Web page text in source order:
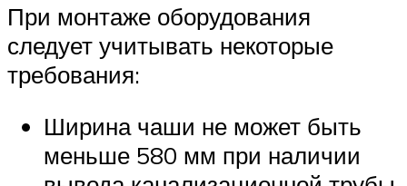
При монтаже оборудования
следует учитывать некоторые
требования:
Ширина чаши не может быть
меньше 580 мм при наличии